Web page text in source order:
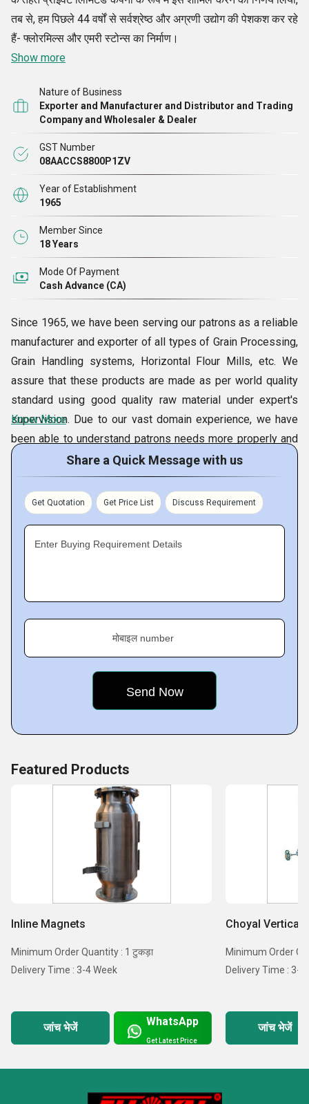
तब से, हम पिछले 44 वर्षों से सर्वश्रेष्ठ और अग्रणी उद्योग की पेशकश कर रहे
हैं- फ्लोरमिल्स और एमरी स्टोन्स का निर्माण।
Show more
Nature of Business
Exporter and Manufacturer and Distributor and Trading
Company and Wholesaler & Dealer
GST Number
08AACCS8800P1ZV
Year of Establishment
1965
Member Since
18 Years
Mode Of Payment
Cash Advance (CA)
Since 1965, we have been serving our patrons as a reliable
manufacturer and exporter of all types of Grain Processing,
Grain Handling systems, Horizontal Flour Mills, etc. We
assure that these products are made as per world quality
standard using good quality raw material under expert's
supervision. Due to our vast domain experience, we have
been able to understand patrons needs more properly and
deliver the products accordingly. Moreover, we also offer
the best services such as turnkey projects, photo गेलरी and
concept designing at competitive prices.
Pioneering:
Excellence in Export year after year.
In the year 1975, Mr. R.D. Sharma visited different countries
and in 1977, the unit decided to incorporate Private
Know More
Share a Quick Message with us
Get Quotation Get Price List Discuss Requirement
Enter Buying Requirement Details
मोबाइल number
Featured Products
Inline Magnets
Minimum Order Quantity : 1 टुकड़ा
Delivery Time : 3-4 Week
जांच भेजें WhatsApp
Get Latest Price
Choyal Vertical
Minimum Order
Delivery Time : 3-4
जांच भेजें